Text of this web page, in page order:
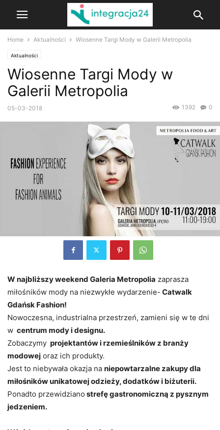
Home Aktualności Wiosenne Targi Mody w Galerii Metropolia
Aktualności
Wiosenne Targi Mody w
Galerii Metropolia
05-03-2018 0
1392
W najbliższy weekend Galeria Metropolia zaprasza
miłośników mody na niezwykłe wydarzenie- Catwalk
Gdańsk Fashion!
Nowoczesna, industrialna przestrzeń, zamieni się w te dni
w centrum mody i designu.
Zobaczymy projektantów i rzemieślników z branży
modowej oraz ich produkty.
Jest to niebywała okazja na niepowtarzalne zakupy dla
miłośników unikatowej odzieży, dodatków i biżuterii.
Ponadto przewidziano strefę gastronomiczną z pysznym
jedzeniem.